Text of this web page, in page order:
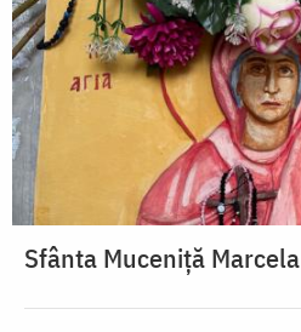
Sfânta Muceniță Marcela